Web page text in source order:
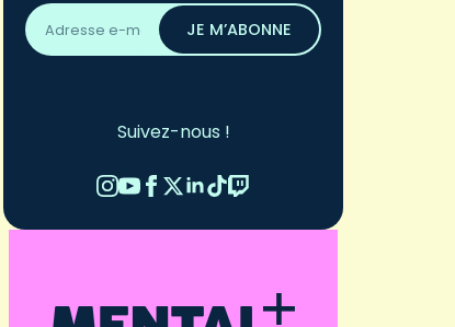
Adresse
email
*
JE M’ABONNE
Suivez-nous !